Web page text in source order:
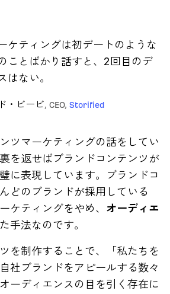
ケティングは初デートのような
ことばかり話すと、2回目のデ
はない。
・ビービ , CEO, Storified
ツマーケティングの話をしてい
を返せばブランドコンテンツが
に表現しています。ブランドコ
どのブランドが採用している
ケティングをやめ、 オーディエ
手法なのです。
を制作することで、「私たちを
社ブランドをアピールする数々
ーディエンスの目を引く存在に